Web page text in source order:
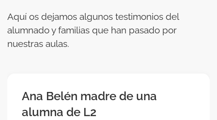
Aquí os dejamos algunos testimonios del
alumnado y familias que han pasado por
nuestras aulas.
Ana Belén madre de una
alumna de L2